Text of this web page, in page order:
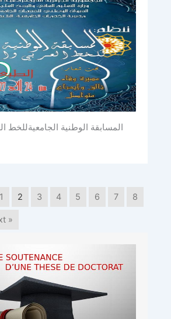
المسابقة الوطنية الجامعيةللخط
1 2 3 4 5 6 7 8
»